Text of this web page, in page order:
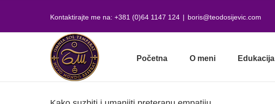
Kontaktirajte me na: +381 (0)64 1147 124 | boris@teodosijevic.com
Početna O meni Edukacija